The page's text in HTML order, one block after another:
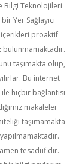
Bilgi Teknolojileri
Yer Sağlayıcı
proaktif
taşımakta olup,
Bu internet
hiçbir bağlantısı
makaleler
taşımamakta
tesadüfidir.